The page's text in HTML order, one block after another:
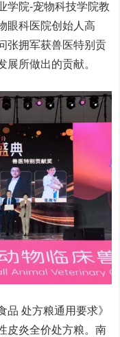
学院-宠物科技学院教
眼科医院创始人高
张拥军获兽医特别贡
所做出的贡献。
处方粮通用要求》
皮炎全价处方粮。南